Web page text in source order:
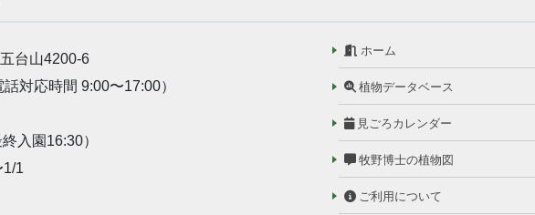
台山4200-6
対応時間 9:00〜17:00）
入園16:30）
1
ホーム
植物データベース
見ごろカレンダー
牧野博士の植物図
ご利用について